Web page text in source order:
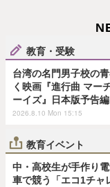
教育・受験
台湾の名門男子校の
く映画『進行曲 マー
ーイズ』日本版予告編
2026.8.10 Mon 15:15
教育イベント
中・高校生が手作り
車で競う「エコ1チャ